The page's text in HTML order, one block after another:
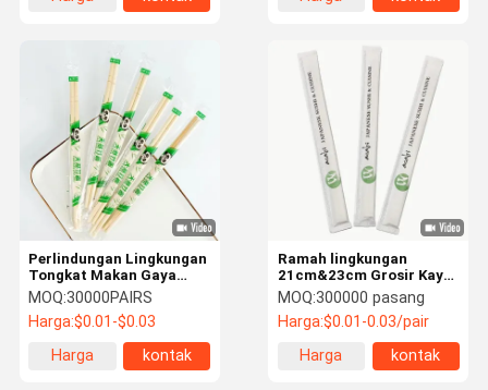
Kontrol
Kualitas
Hubungi
Kami
Kasus
Sumpit bambu sekali pakai
Tongkat makan bambu bulat
Tongkat makan bambu khusus
Ramah lingkungan
21cm&23cm Grosir Kayu
Bambu Tongkat Makan
Disposable Custom
Tongkat Makan Bambu
Twin Tongkat Makan
MOQ:300000 pasang
Harga:$0.01-0.03/pair
Harga
kontak
Perlindungan Lingkungan
Tongkat Makan Gaya
Jepang Mao Bambu
Custom Tongkat Makan
Jepang
MOQ:30000PAIRS
Harga:$0.01-$0.03
Harga
kontak